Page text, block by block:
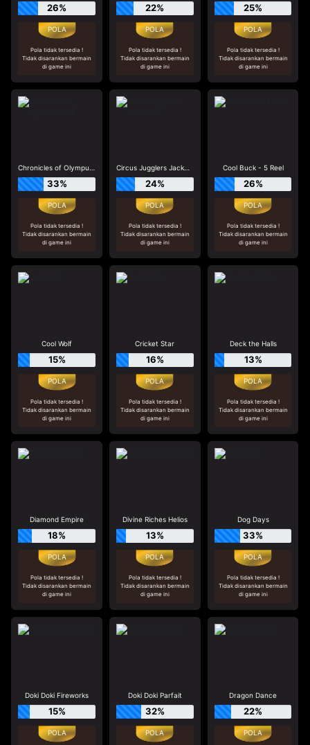
26%
Pola tidak tersedia !
Tidak disarankan bermain
di game ini
22%
Pola tidak tersedia !
Tidak disarankan bermain
di game ini
25%
Pola tidak tersedia !
Tidak disarankan bermain
di game ini
Chronicles of Olympus X UP
33%
Pola tidak tersedia !
Tidak disarankan bermain
di game ini
Circus Jugglers Jackpots
24%
Pola tidak tersedia !
Tidak disarankan bermain
di game ini
Cool Buck - 5 Reel
26%
Pola tidak tersedia !
Tidak disarankan bermain
di game ini
Cool Wolf
15%
Pola tidak tersedia !
Tidak disarankan bermain
di game ini
Cricket Star
16%
Pola tidak tersedia !
Tidak disarankan bermain
di game ini
Deck the Halls
13%
Pola tidak tersedia !
Tidak disarankan bermain
di game ini
Diamond Empire
18%
Pola tidak tersedia !
Tidak disarankan bermain
di game ini
Divine Riches Helios
13%
Pola tidak tersedia !
Tidak disarankan bermain
di game ini
Dog Days
33%
Pola tidak tersedia !
Tidak disarankan bermain
di game ini
Doki Doki Fireworks
15%
Doki Doki Parfait
32%
Dragon Dance
22%